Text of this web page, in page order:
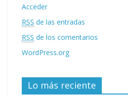
Acceder
RSS de las entradas
RSS de los comentarios
WordPress.org
Lo más reciente